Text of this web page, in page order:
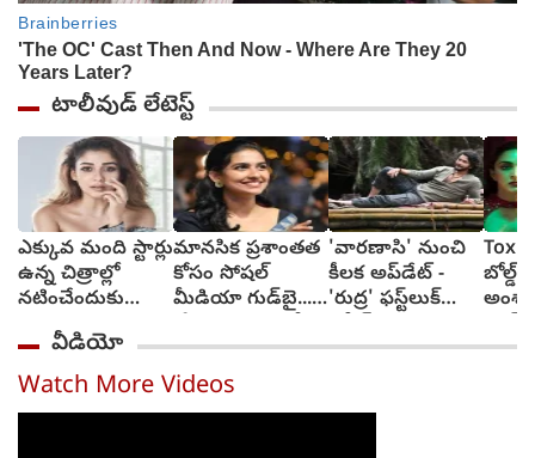
టాలీవుడ్ లేటెస్ట్
ఎక్కువ మంది స్టార్లు
ఉన్న చిత్రాల్లో
నటించేందుకు
జంకుతాను :
నయనతార
మానసిక ప్రశాంతత
కోసం సోషల్
మీడియా గుడ్‌బై...
వెల్లడి
'వారణాసి' నుంచి
కీలక అప్‌డేట్ -
'రుద్ర' ఫస్ట్‌లుక్
బోల్డ్,
వీడియో
Watch More Videos